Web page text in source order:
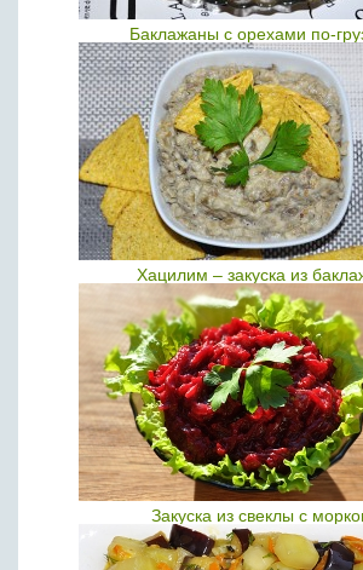
Баклажаны с орехами по-
Хацилим – закуска из
Закуска из свеклы с